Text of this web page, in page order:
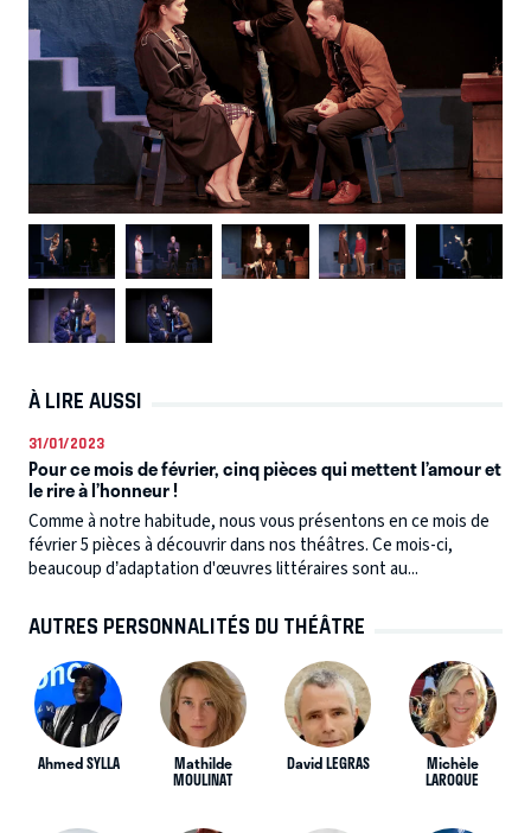
À LIRE AUSSI
31/01/2023
Pour ce mois de février, cinq pièces qui mettent l’amour et
le rire à l’honneur !
Comme à notre habitude, nous vous présentons en ce mois de
février 5 pièces à découvrir dans nos théâtres. Ce mois-ci,
beaucoup d’adaptation d'œuvres littéraires sont au...
AUTRES PERSONNALITÉS DU THÉÂTRE
Ahmed SYLLA Mathilde
MOULINAT
David LEGRAS Michèle
LAROQUE